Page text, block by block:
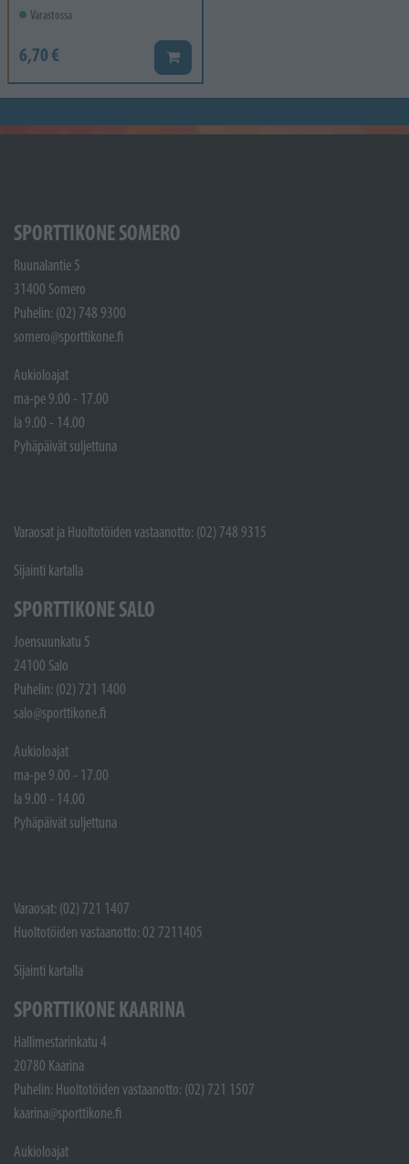
Varastossa
6,70 € Lisää koriin
SPORTTIKONE SOMERO
Ruunalantie 5
31400 Somero
Puhelin: (02) 748 9300
somero@sporttikone.fi
Aukioloajat
ma-pe 9.00 - 17.00
la 9.00 - 14.00
Pyhäpäivät suljettuna
Varaosat ja Huoltotöiden vastaanotto: (02) 748 9315
Sijainti kartalla
SPORTTIKONE SALO
Joensuunkatu 5
24100 Salo
Puhelin: (02) 721 1400
salo@sporttikone.fi
Aukioloajat
ma-pe 9.00 - 17.00
la 9.00 - 14.00
Pyhäpäivät suljettuna
Varaosat: (02) 721 1407
Huoltotöiden vastaanotto: 02 7211405
Sijainti kartalla
SPORTTIKONE KAARINA
Hallimestarinkatu 4
20780 Kaarina
Puhelin: Huoltotöiden vastaanotto: (02) 721 1507
kaarina@sporttikone.fi
Aukioloajat